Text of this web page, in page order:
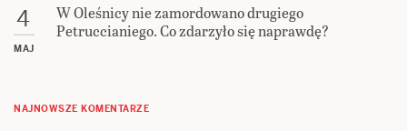
4
MAJ
W Oleśnicy nie zamordowano drugiego
Petruccianiego. Co zdarzyło się naprawdę?
NAJNOWSZE KOMENTARZE